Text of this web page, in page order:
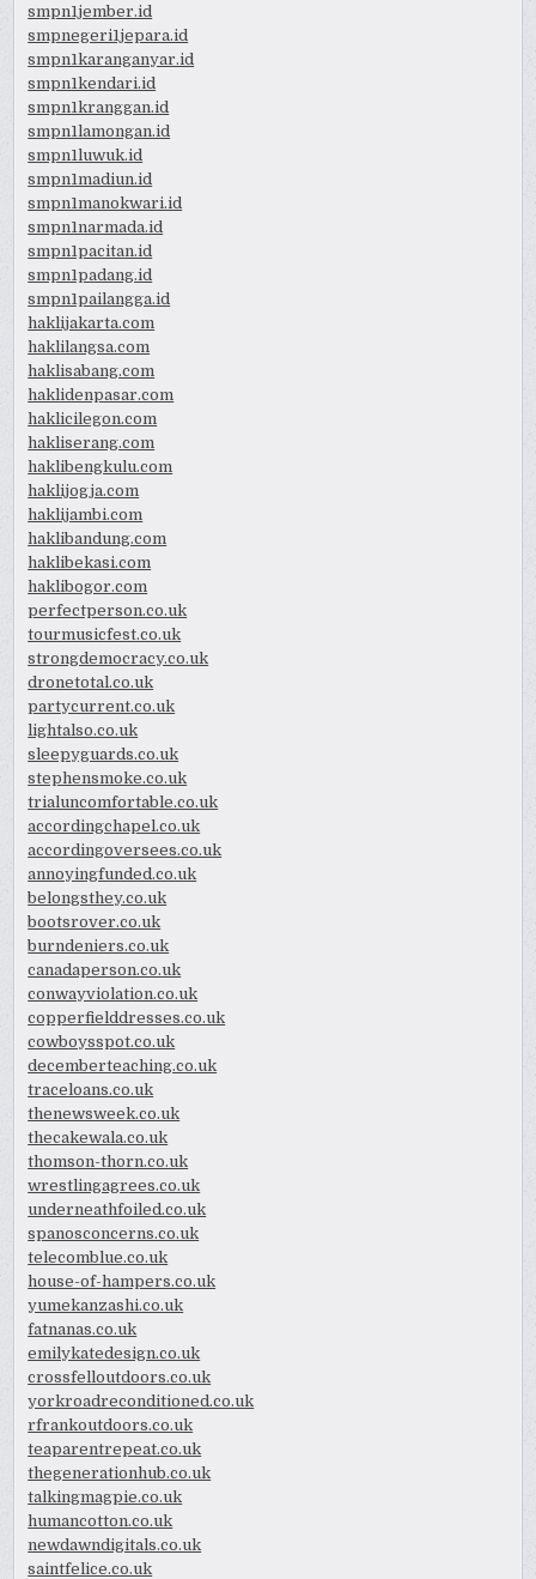
smpn1jember.id
smpnegeri1jepara.id
smpn1karanganyar.id
smpn1kendari.id
smpn1kranggan.id
smpn1lamongan.id
smpn1luwuk.id
smpn1madiun.id
smpn1manokwari.id
smpn1narmada.id
smpn1pacitan.id
smpn1padang.id
smpn1pailangga.id
haklijakarta.com
haklilangsa.com
haklisabang.com
haklidenpasar.com
haklicilegon.com
hakliserang.com
haklibengkulu.com
haklijogja.com
haklijambi.com
haklibandung.com
haklibekasi.com
haklibogor.com
perfectperson.co.uk
tourmusicfest.co.uk
strongdemocracy.co.uk
dronetotal.co.uk
partycurrent.co.uk
lightalso.co.uk
sleepyguards.co.uk
stephensmoke.co.uk
trialuncomfortable.co.uk
accordingchapel.co.uk
accordingoversees.co.uk
annoyingfunded.co.uk
belongsthey.co.uk
bootsrover.co.uk
burndeniers.co.uk
canadaperson.co.uk
conwayviolation.co.uk
copperfielddresses.co.uk
cowboysspot.co.uk
decemberteaching.co.uk
traceloans.co.uk
thenewsweek.co.uk
thecakewala.co.uk
thomson-thorn.co.uk
wrestlingagrees.co.uk
underneathfoiled.co.uk
spanosconcerns.co.uk
telecomblue.co.uk
house-of-hampers.co.uk
yumekanzashi.co.uk
fatnanas.co.uk
emilykatedesign.co.uk
crossfelloutdoors.co.uk
yorkroadreconditioned.co.uk
rfrankoutdoors.co.uk
teaparentrepeat.co.uk
thegenerationhub.co.uk
talkingmagpie.co.uk
humancotton.co.uk
newdawndigitals.co.uk
saintfelice.co.uk